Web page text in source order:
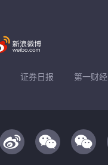
证券日报 第一财经